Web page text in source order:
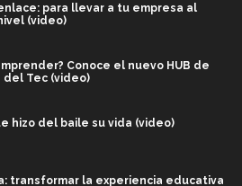
para llevar a tu empresa al
(video)
Conoce el nuevo HUB de
del Tec (video)
hizo del baile su vida (video)
transformar la experiencia educativa